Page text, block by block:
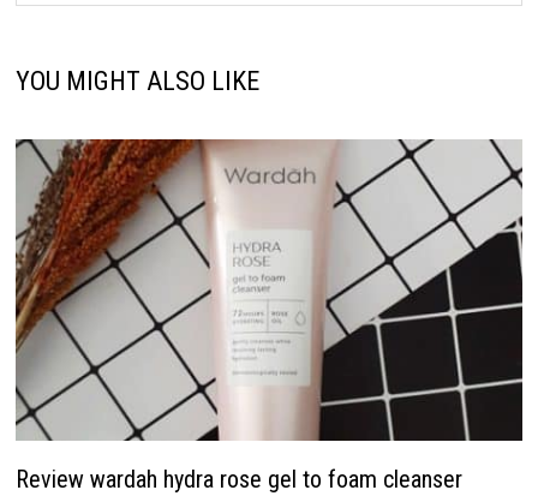
YOU MIGHT ALSO LIKE
Review wardah hydra rose gel to foam cleanser